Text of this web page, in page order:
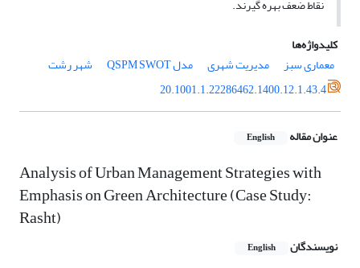
نقاط ضعف بهره گیرند.
کلیدواژه‌ها
معماری سبز
مدیریت شهری مدل QSPM SWOT
شهر رشت
20.1001.1.22286462.1400.12.1.43.4
عنوان مقاله English
Analysis of Urban Management Strategies with
Emphasis on Green Architecture (Case Study:
Rasht)
نویسندگان English